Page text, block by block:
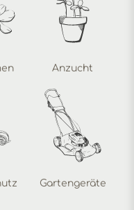
Anzucht
Gartengeräte